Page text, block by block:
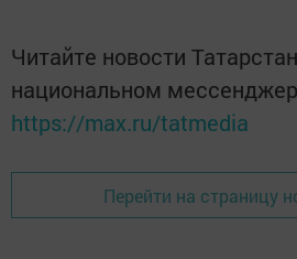
Читайте новости
национальном
https://max.ru/tatmedia
Перейти на страницу